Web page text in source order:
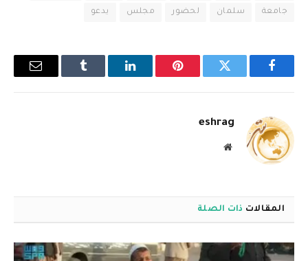
جامعة سلمان لحضور مجلس يدعو
فيسبوك تويتر بينتيريستلينكدإن Tumblr
البريد
eshrag
موقع
المقالات ذات الصلة